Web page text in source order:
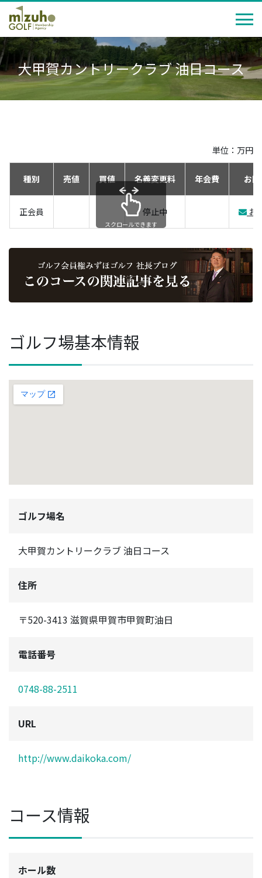
大甲賀カントリークラブ 油日コース
単位：万円
種別 売値 買値 名義変更料 年会費 お
正会員 停止中 お
スクロールできます
ゴルフ場基本情報
ゴルフ場名
大甲賀カントリークラブ 油日コース
住所
〒520-3413 滋賀県甲賀市甲賀町油日
電話番号
0748-88-2511
URL
http://www.daikoka.com/
コース情報
ホール数